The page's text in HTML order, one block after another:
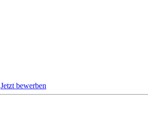
Jetzt bewerben